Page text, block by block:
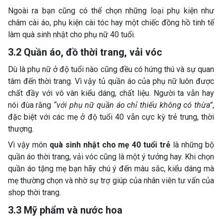
Ngoài ra bạn cũng có thể chọn những loại phụ kiện như
châm cài áo, phụ kiện cài tóc hay một chiếc đồng hồ tinh tế
làm quà sinh nhật cho phụ nữ 40 tuổi.
3.2 Quần áo, đồ thời trang, vải vóc
Dù là phụ nữ ở độ tuổi nào cũng đều có hứng thú và sự quan
tâm đến thời trang. Vì vậy tủ quần áo của phụ nữ luôn được
chất đầy với vô vàn kiểu dáng, chất liệu. Người ta vẫn hay
nói đùa rằng “với phụ nữ quần áo chỉ thiếu không có thừa”,
đặc biệt với các mẹ ở độ tuổi 40 vẫn cực kỳ trẻ trung, thời
thượng.
Vì vậy món quà sinh nhật cho mẹ 40 tuổi trẻ là những bộ
quần áo thời trang, vải vóc cũng là một ý tưởng hay. Khi chọn
quần áo tặng mẹ bạn hãy chú ý đến màu sắc, kiểu dáng mà
mẹ thường chọn và nhờ sự trợ giúp của nhân viên tư vấn của
shop thời trang.
3.3 Mỹ phẩm và nước hoa